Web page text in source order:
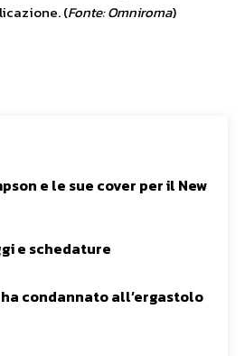
(Fonte: Omniroma)
e le sue cover per il New
e schedature
condannato all’ergastolo